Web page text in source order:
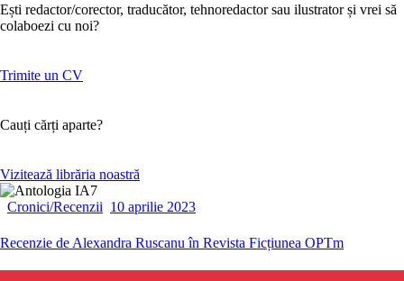
Ești redactor/corector, traducător, tehnoredactor sau ilustrator și vrei să
colaboezi cu noi?
Trimite un CV
Cauți cărți aparte?
Vizitează librăria noastră
Cronici/Recenzii 10 aprilie 2023
Recenzie de Alexandra Ruscanu în Revista Ficțiunea OPTm